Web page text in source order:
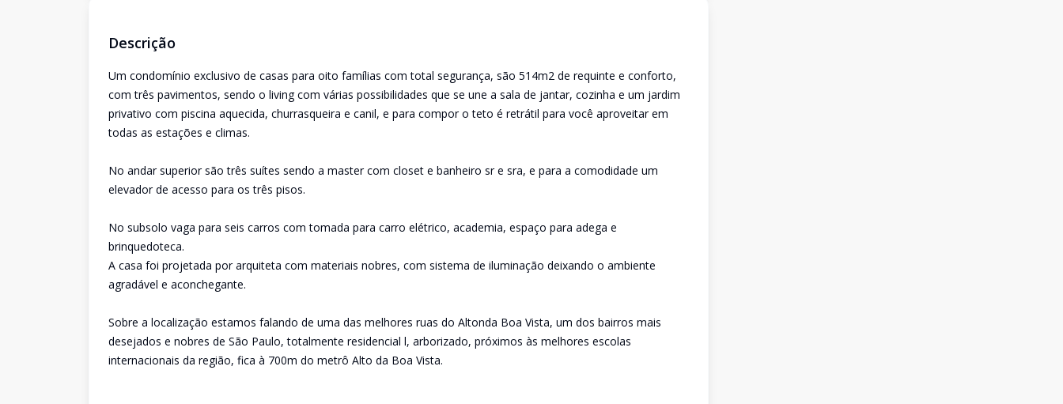
Descrição
Um condomínio exclusivo de casas para oito famílias com total segurança, são 514m2 de requinte e conforto,
com três pavimentos, sendo o living com várias possibilidades que se une a sala de jantar, cozinha e um jardim
privativo com piscina aquecida, churrasqueira e canil, e para compor o teto é retrátil para você aproveitar em
todas as estações e climas.
No andar superior são três suítes sendo a master com closet e banheiro sr e sra, e para a comodidade um
elevador de acesso para os três pisos.
No subsolo vaga para seis carros com tomada para carro elétrico, academia, espaço para adega e
brinquedoteca.
A casa foi projetada por arquiteta com materiais nobres, com sistema de iluminação deixando o ambiente
agradável e aconchegante.
Sobre a localização estamos falando de uma das melhores ruas do Altonda Boa Vista, um dos bairros mais
desejados e nobres de São Paulo, totalmente residencial l, arborizado, próximos às melhores escolas
internacionais da região, fica à 700m do metrô Alto da Boa Vista.